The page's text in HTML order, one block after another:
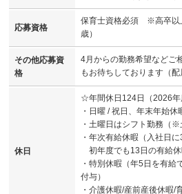
応募資格
保育士資格必須 ※高卒以
歳）
その他応募資
格
4月からの勤務希望などご
もお待ちしております（配
休日
☆年間休日124日（2026
・日曜 / 祝日、年末年始休
・土曜日はシフト勤務（※
・年次有給休暇（入社日
初年度でも13日の有給
・特別休暇（年5日を有給
付与）
・介護休暇/産前産後休暇/